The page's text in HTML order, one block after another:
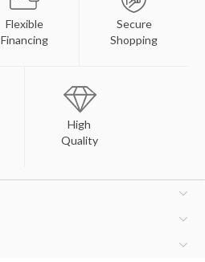
Flexible
Financing
Secure
Shopping
High
Quality